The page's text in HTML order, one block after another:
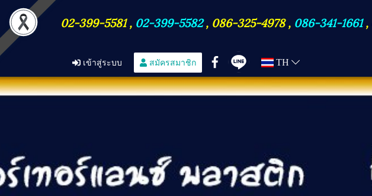
02-399-5581, 02-399-5582, 086-325-4978, 086-341-1661,
เข้าสู่ระบบ สมัครสมาชิก TH